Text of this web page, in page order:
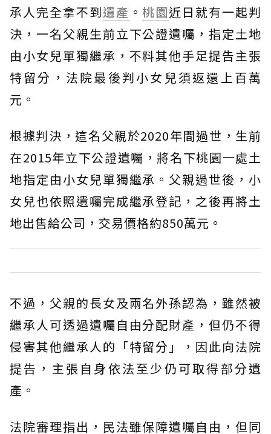
承人完全拿不到遺產 。桃園近日就有一起判
決，一名父親生前立下公證遺囑，指定土地
由小女兒單獨繼承，不料其他手足提告主張
特留分，法院最後判小女兒須返還上百萬
元。
根據判決，這名父親於2020年間過世，生前
在2015年立下公證遺囑，將名下桃園一處土
地指定由小女兒單獨繼承。父親過世後，小
女兒也依照遺囑完成繼承登記，之後再將土
地出售給公司，交易價格約850萬元。
不過，父親的長女及兩名外孫認為，雖然被
繼承人可透過遺囑自由分配財產，但仍不得
侵害其他繼承人的「特留分」，因此向法院
提告，主張自身依法至少仍可取得部分遺
產。
法院審理指出，民法雖保障遺囑自由，但同